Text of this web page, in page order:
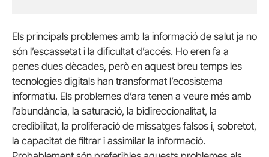
Els principals problemes amb la informació de salut ja no
són l’escassetat i la dificultat d’accés. Ho eren fa a
penes dues dècades, però en aquest breu temps les
tecnologies digitals han transformat l’ecosistema
informatiu. Els problemes d’ara tenen a veure més amb
l’abundància, la saturació, la bidireccionalitat, la
credibilitat, la proliferació de missatges falsos i, sobretot,
la capacitat de filtrar i assimilar la informació.